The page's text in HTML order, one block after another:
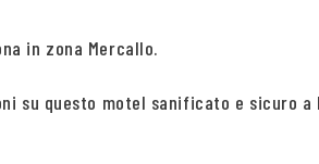
in zona Mercallo.
questo motel sanificato e sicuro a